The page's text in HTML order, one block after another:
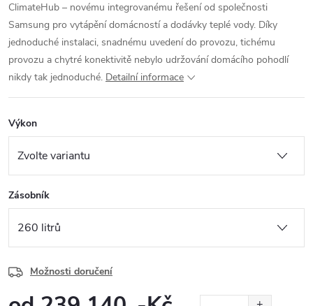
ClimateHub – novému integrovanému řešení od společnosti
Samsung pro vytápění domácností a dodávky teplé vody. Díky
jednoduché instalaci, snadnému uvedení do provozu, tichému
provozu a chytré konektivitě nebylo udržování domácího pohodlí
nikdy tak jednoduché. Detailní informace
Výkon
Zásobník
Možnosti doručení